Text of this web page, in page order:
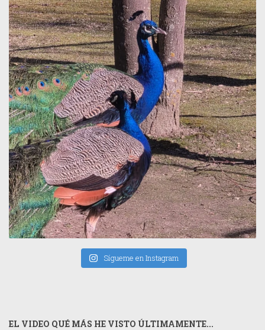
Sígueme en Instagram
EL VIDEO QUÉ MÁS HE VISTO ÚLTIMAMENTE...